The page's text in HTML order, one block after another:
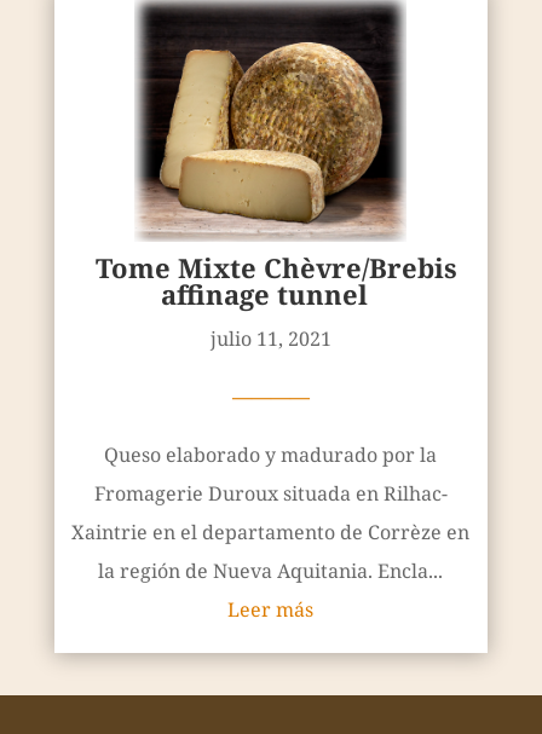
Tome Mixte Chèvre/Brebis
affinage tunnel
julio 11, 2021
————
Queso elaborado y madurado por la
Fromagerie Duroux situada en Rilhac-
Xaintrie en el departamento de Corrèze en
la región de Nueva Aquitania. Encla...
Leer más